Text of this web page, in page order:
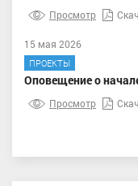
Просмотр
15 мая 2026
ПРОЕКТЫ
Оповещение о
Просмотр